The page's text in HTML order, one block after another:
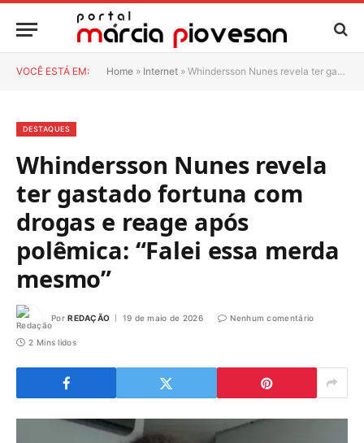
VOCÊ ESTÁ EM: Home » Internet » Whindersson Nunes revela ter gastado fortuna com drogas e reage após polêmica: “Falei essa merda mesmo”
DESTAQUES
Whindersson Nunes revela
ter gastado fortuna com
drogas e reage após
polêmica: “Falei essa merda
mesmo”
Por REDAÇÃO 19 de maio de 2026 Nenhum comentário
2 Mins lidos